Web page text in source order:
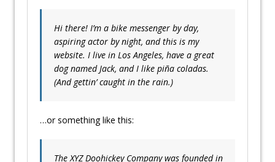
Hi there! I’m a bike messenger by day,
aspiring actor by night, and this is my
website. I live in Los Angeles, have a great
dog named Jack, and I like piña coladas.
(And gettin’ caught in the rain.)
…or something like this:
The XYZ Doohickey Company was founded in